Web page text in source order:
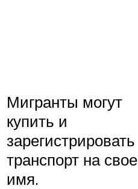
Мигранты могут
купить и
зарегистрировать
транспорт на свое
имя.